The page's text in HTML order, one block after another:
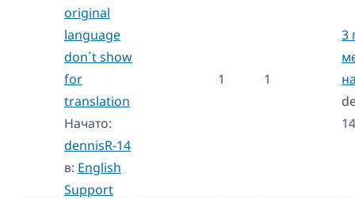
original
language
don´t show
for
translation
Начато:
dennisR-14
в: English
Support
1 1
3
14